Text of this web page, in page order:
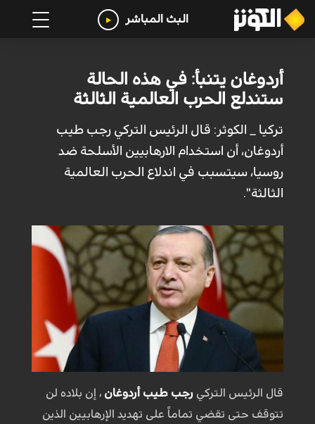
البث المباشر
أردوغان يتنبأ: في هذه الحالة
ستندلع الحرب العالمية الثالثة
تركيا _ الكوثر: قال الرئيس التركي رجب طيب
أردوغان، أن استخدام الارهابيين الأسلحة ضد
روسيا، سيتسبب في اندلاع الحرب العالمية
الثالثة".
قال الرئيس التركي رجب طيب أردوغان ، إن بلاده لن
تتوقف حتى تقضي تماماً على تهديد الإرهابيين الذين